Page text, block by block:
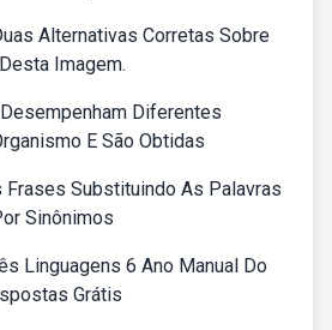
Alternativas Corretas Sobre
Imagem.
Diferentes
E São Obtidas
Frases Substituindo As Palavras
Sinônimos
Linguagens 6 Ano Manual Do
Grátis